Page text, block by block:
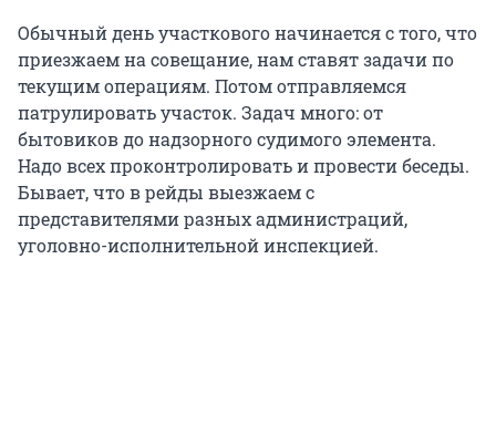
Обычный день участкового начинается с того, что
приезжаем на совещание, нам ставят задачи по
текущим операциям. Потом отправляемся
патрулировать участок. Задач много: от
бытовиков до надзорного судимого элемента.
Надо всех проконтролировать и провести беседы.
Бывает, что в рейды выезжаем с
представителями разных администраций,
уголовно-исполнительной инспекцией.